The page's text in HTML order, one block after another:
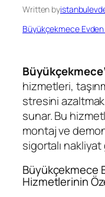
Written by
Büyükçekmece
hizmetleri,
stresini
sunar. Bu
montaj ve
sigortalı nakliyat
Büyükçekmece
Hizmetlerinin